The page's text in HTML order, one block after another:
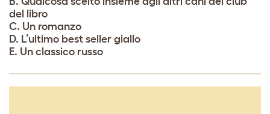
del libro
C. Un romanzo
D. L’ultimo best seller giallo
E. Un classico russo